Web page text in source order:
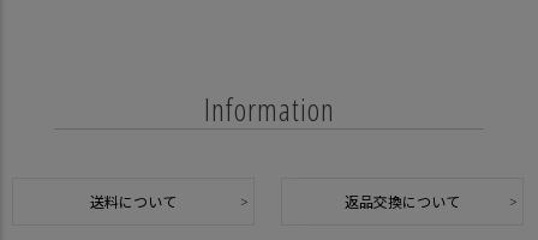
Information
送料について 返品交換について